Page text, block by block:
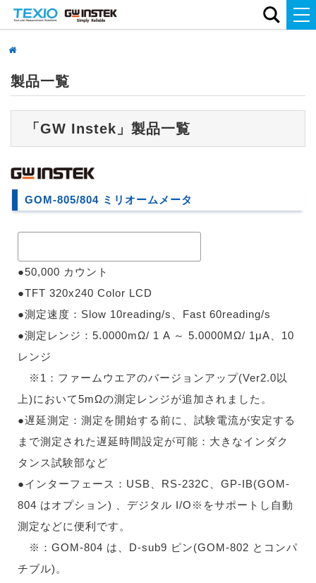
製品一覧
「GW Instek」製品一覧
GOM-805/804 ミリオームメータ
●50,000 カウント
●TFT 320x240 Color LCD
●測定速度：Slow 10reading/s、Fast 60reading/s
●測定レンジ：5.0000mΩ/ 1 A ～ 5.0000MΩ/ 1μA、10
レンジ
※1：ファームウエアのバージョンアップ(Ver2.0以
上)において5mΩの測定レンジが追加されました。
●遅延測定：測定を開始する前に、試験電流が安定する
まで測定された遅延時間設定が可能：大きなインダク
タンス試験部など
●インターフェース：USB、RS-232C、GP-IB(GOM-
804 はオプション) 、デジタル I/O※をサポートし自動
測定などに便利です。
※：GOM-804 は、D-sub9 ピン(GOM-802 とコンパ
チブル)。